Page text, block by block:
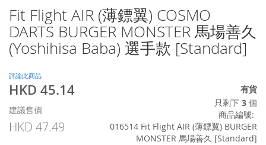
Fit Flight AIR (薄鏢翼) COSMO
DARTS BURGER MONSTER 馬場善久
(Yoshihisa Baba) 選手款 [Standard]
評論此商品
特
價
格
HKD 45.14
建議售價
HKD 47.49
有貨
只剩下 3 個
商品編號
016514 Fit Flight AIR (薄鏢翼) BURGER
MONSTER 馬場善久 [Standard]
Skip
to
the
beginning
of
the
images
gallery